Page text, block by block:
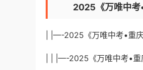
2025《万唯中考•
| |—-2025《万唯中考•重
| | |—-2025《万唯中考•